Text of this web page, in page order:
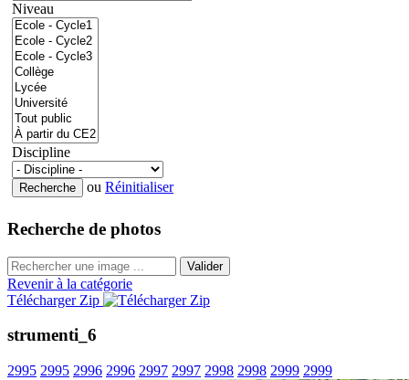
Niveau
Discipline
ou Réinitialiser
Recherche de photos
Valider
Revenir à la catégorie
Télécharger Zip
strumenti_6
2995 2995 2996 2996 2997 2997 2998 2998 2999 2999